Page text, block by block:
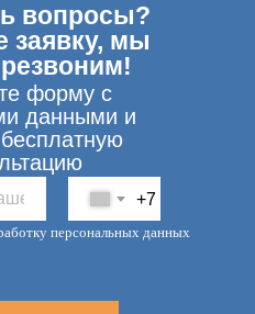
+7
персональных данных
вопросы?
заявку, мы
форму с
данными и